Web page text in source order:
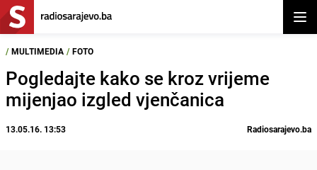
/ MULTIMEDIA / FOTO
Pogledajte kako se kroz vrijeme
mijenjao izgled vjenčanica
13.05.16. 13:53 Radiosarajevo.ba